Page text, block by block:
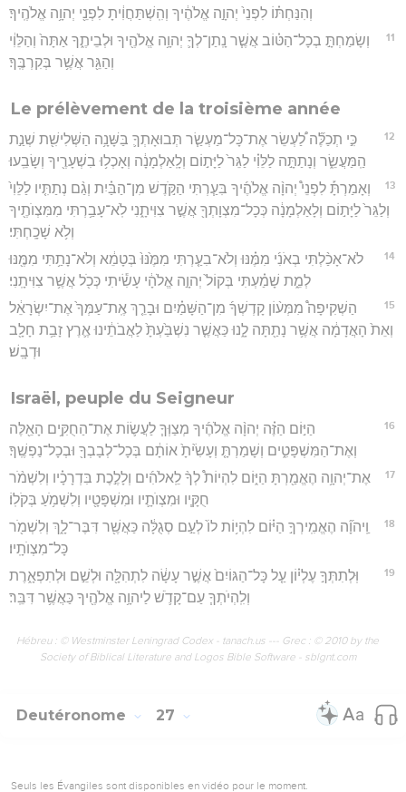
וְהִנַּחְתּ֗וֹ לִפְנֵי֙ יְהוָ֣ה אֱלֹהֶ֔יךָ וְהִֽשְׁתַּחֲוִ֔יתָ לִפְנֵ֖י יְהוָ֥ה אֱלֹהֶֽיךָ׃
11
וְשָׂמַחְתָּ֣ בְכָל־הַטּ֗וֹב אֲשֶׁ֧ר נָֽתַן־לְךָ֛ יְהוָ֥ה אֱלֹהֶ֖יךָ וּלְבֵיתֶ֑ךָ אַתָּה֙ וְהַלֵּוִ֔י
וְהַגֵּ֖ר אֲשֶׁ֥ר בְּקִרְבֶּֽךָ׃
Le prélèvement de la troisième année
12
כִּ֣י תְכַלֶּ֞ה לַ֠עְשֵׂר אֶת־כָּל־מַעְשַׂ֧ר תְּבוּאָתְךָ֛ בַּשָּׁנָ֥ה הַשְּׁלִישִׁ֖ת שְׁנַ֣ת
הַֽמַּעֲשֵׂ֑ר וְנָתַתָּ֣ה לַלֵּוִ֗י לַגֵּר֙ לַיָּת֣וֹם וְלָֽאַלְמָנָ֔ה וְאָכְל֥וּ בִשְׁעָרֶ֖יךָ וְשָׂבֵֽעוּ׃
13
וְאָמַרְתָּ֡ לִפְנֵי֩ יְהוָ֨ה אֱלֹהֶ֜יךָ בִּעַ֧רְתִּי הַקֹּ֣דֶשׁ מִן־הַבַּ֗יִת וְגַ֨ם נְתַתִּ֤יו לַלֵּוִי֙
וְלַגֵּר֙ לַיָּת֣וֹם וְלָאַלְמָנָ֔ה כְּכָל־מִצְוָתְךָ֖ אֲשֶׁ֣ר צִוִּיתָ֑נִי לֹֽא־עָבַ֥רְתִּי מִמִּצְוֺתֶ֖יךָ
וְלֹ֥א שָׁכָֽחְתִּי׃
14
לֹא־אָכַ֨לְתִּי בְאֹנִ֜י מִמֶּ֗נּוּ וְלֹא־בִעַ֤רְתִּי מִמֶּ֙נּוּ֙ בְּטָמֵ֔א וְלֹא־נָתַ֥תִּי מִמֶּ֖נּוּ
לְמֵ֑ת שָׁמַ֗עְתִּי בְּקוֹל֙ יְהוָ֣ה אֱלֹהָ֔י עָשִׂ֕יתִי כְּכֹ֖ל אֲשֶׁ֥ר צִוִּיתָֽנִי׃
15
הַשְׁקִיפָה֩ מִמְּע֨וֹן קָדְשְׁךָ֜ מִן־הַשָּׁמַ֗יִם וּבָרֵ֤ךְ אֶֽת־עַמְּךָ֙ אֶת־יִשְׂרָאֵ֔ל
וְאֵת֙ הָאֲדָמָ֔ה אֲשֶׁ֥ר נָתַ֖תָּה לָ֑נוּ כַּאֲשֶׁ֤ר נִשְׁבַּ֙עְתָּ֙ לַאֲבֹתֵ֔ינוּ אֶ֛רֶץ זָבַ֥ת חָלָ֖ב
וּדְבָֽשׁ׃
Israël, peuple du Seigneur
16
הַיּ֣וֹם הַזֶּ֗ה יְהוָ֨ה אֱלֹהֶ֜יךָ מְצַוְּךָ֧ לַעֲשׂ֛וֹת אֶת־הַחֻקִּ֥ים הָאֵ֖לֶּה
וְאֶת־הַמִּשְׁפָּטִ֑ים וְשָׁמַרְתָּ֤ וְעָשִׂ֙יתָ֙ אוֹתָ֔ם בְּכָל־לְבָבְךָ֖ וּבְכָל־נַפְשֶֽׁךָ׃
17
אֶת־יְהוָ֥ה הֶאֱמַ֖רְתָּ הַיּ֑וֹם לִהְיוֹת֩ לְךָ֨ לֵֽאלֹהִ֜ים וְלָלֶ֣כֶת בִּדְרָכָ֗יו וְלִשְׁמֹ֨ר
חֻקָּ֧יו וּמִצְוֺתָ֛יו וּמִשְׁפָּטָ֖יו וְלִשְׁמֹ֥עַ בְּקֹלֽוֹ׃
18
וַֽיהוָ֞ה הֶאֱמִֽירְךָ֣ הַיּ֗וֹם לִהְי֥וֹת לוֹ֙ לְעַ֣ם סְגֻלָּ֔ה כַּאֲשֶׁ֖ר דִּבֶּר־לָ֑ךְ וְלִשְׁמֹ֖ר
כָּל־מִצְוֺתָֽיו׃
19
וּֽלְתִתְּךָ֣ עֶלְי֗וֹן עַ֤ל כָּל־הַגּוֹיִם֙ אֲשֶׁ֣ר עָשָׂ֔ה לִתְהִלָּ֖ה וּלְשֵׁ֣ם וּלְתִפְאָ֑רֶת
וְלִֽהְיֹתְךָ֧ עַם־קָדֹ֛שׁ לַיהוָ֥ה אֱלֹהֶ֖יךָ כַּאֲשֶׁ֥ר דִּבֵּֽר׃
Hébreu : © Westminster Leningrad Codex - tanach.us --- Grec : © 2010 by the
Society of Biblical Literature and Logos Bible Software - sblgnt.com
Deutéronome 27
Seuls les Évangiles sont disponibles en vidéo pour le moment.